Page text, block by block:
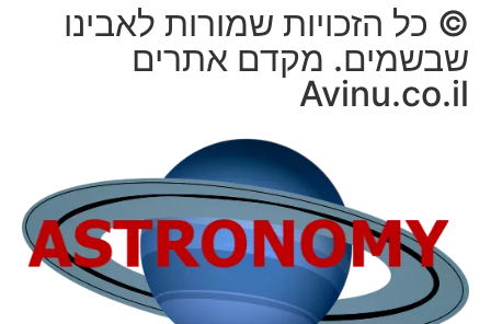
© כל הזכויות שמורות לאבינו
שבשמים. מקדם אתרים
Avinu.co.il